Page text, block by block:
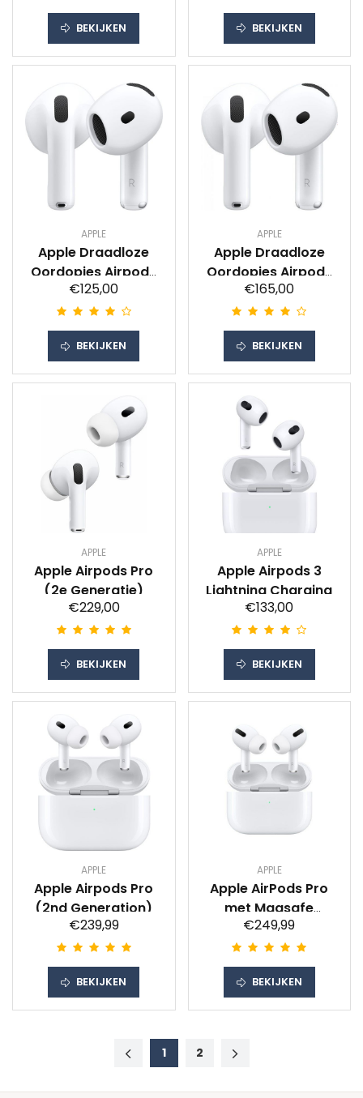
BEKIJKEN BEKIJKEN
APPLE
Apple Draadloze
Oordopjes Airpods
4 + Oplaadcase
Oortjes Wit
€125,00
BEKIJKEN
APPLE
Apple Draadloze
Oordopjes Airpods
4 Actieve
Ruisonderdrukking +
Oplaadcase Oortjes
Wit
€165,00
BEKIJKEN
APPLE
Apple Airpods Pro
(2e Generatie)
€229,00
BEKIJKEN
APPLE
Apple Airpods 3
Lightning Charging
€133,00
BEKIJKEN
APPLE
Apple Airpods Pro
(2nd Generation)
€239,99
BEKIJKEN
APPLE
Apple AirPods Pro
met Magsafe
draadloze
oplaadcase
Oordopjes
€249,99
BEKIJKEN
1 2